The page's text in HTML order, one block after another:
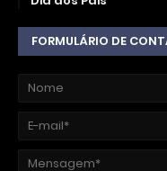
FORMULÁRIO DE